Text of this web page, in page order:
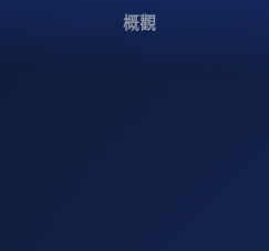
概觀